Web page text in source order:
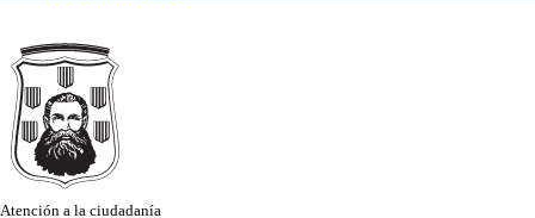
Atención a la ciudadanía